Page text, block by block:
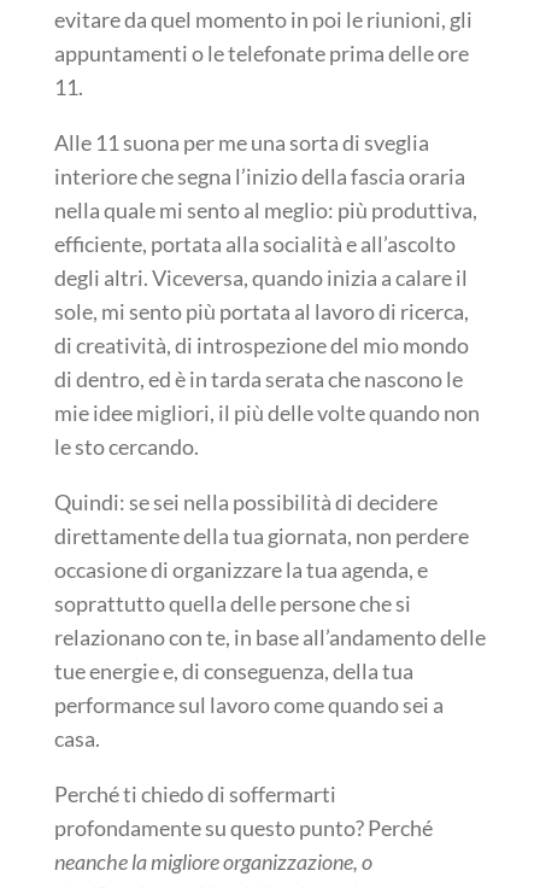
evitare da quel momento in poi le riunioni, gli
appuntamenti o le telefonate prima delle ore
11.
Alle 11 suona per me una sorta di sveglia
interiore che segna l’inizio della fascia oraria
nella quale mi sento al meglio: più produttiva,
efficiente, portata alla socialità e all’ascolto
degli altri. Viceversa, quando inizia a calare il
sole, mi sento più portata al lavoro di ricerca,
di creatività, di introspezione del mio mondo
di dentro, ed è in tarda serata che nascono le
mie idee migliori, il più delle volte quando non
le sto cercando.
Quindi: se sei nella possibilità di decidere
direttamente della tua giornata, non perdere
occasione di organizzare la tua agenda, e
soprattutto quella delle persone che si
relazionano con te, in base all’andamento delle
tue energie e, di conseguenza, della tua
performance sul lavoro come quando sei a
casa.
Perché ti chiedo di soffermarti
profondamente su questo punto? Perché
neanche la migliore organizzazione, o